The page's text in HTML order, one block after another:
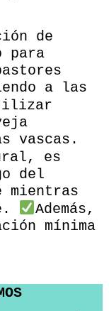
de
para
a las
vascas.
es
del
mientras
Además,
mínima